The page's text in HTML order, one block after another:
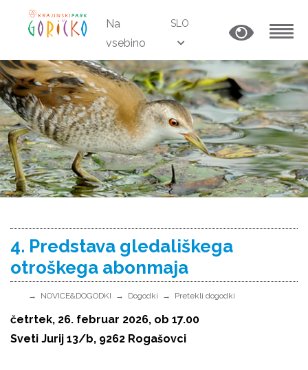
Na
vsebino
SLO
4. Predstava gledališkega
otroškega abonmaja
NOVICE&DOGODKI Dogodki Pretekli dogodki
četrtek, 26. februar 2026, ob 17.00
Sveti Jurij 13/b, 9262 Rogašovci